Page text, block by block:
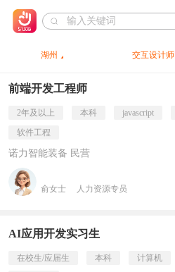
湖州 交互设计师
前端开发工程师
2年及以上 本科 javascript
软件工程
诺力智能装备 民营
俞女士 人力资源专员
AI应用开发实习生
在校生/应届生 本科 计算机